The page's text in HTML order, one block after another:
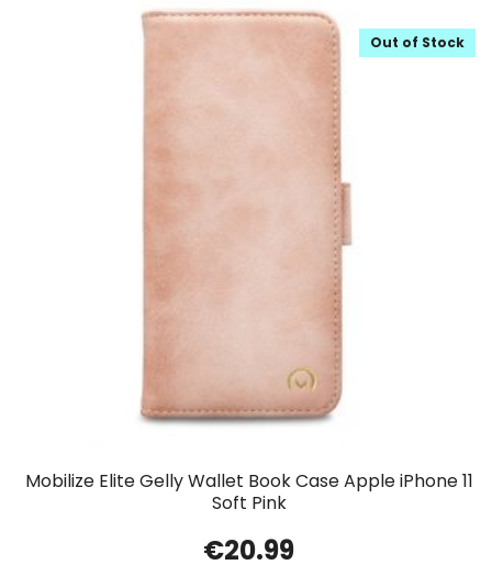
Mobilize Elite Gelly Wallet Book Case Apple iPhone 11
Soft Pink
Out of Stock
€20.99